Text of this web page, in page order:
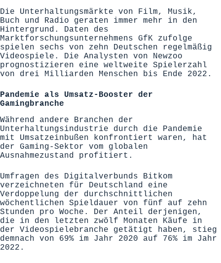
Die Unterhaltungsmärkte von Film, Musik,
Buch und Radio geraten immer mehr in den
Hintergrund. Daten des
Marktforschungsunternehmens GfK zufolge
spielen sechs von zehn Deutschen regelmäßig
Videospiele. Die Analysten von Newzoo
prognostizieren eine weltweite Spielerzahl
von drei Milliarden Menschen bis Ende 2022.
Pandemie als Umsatz-Booster der
Gamingbranche
Während andere Branchen der
Unterhaltungsindustrie durch die Pandemie
mit Umsatzeinbußen konfrontiert waren, hat
der Gaming-Sektor vom globalen
Ausnahmezustand profitiert.
Umfragen des Digitalverbunds Bitkom
verzeichneten für Deutschland eine
Verdoppelung der durchschnittlichen
wöchentlichen Spieldauer von fünf auf zehn
Stunden pro Woche. Der Anteil derjenigen,
die in den letzten zwölf Monaten Käufe in
der Videospielebranche getätigt haben, stieg
demnach von 69% im Jahr 2020 auf 76% im Jahr
2022.